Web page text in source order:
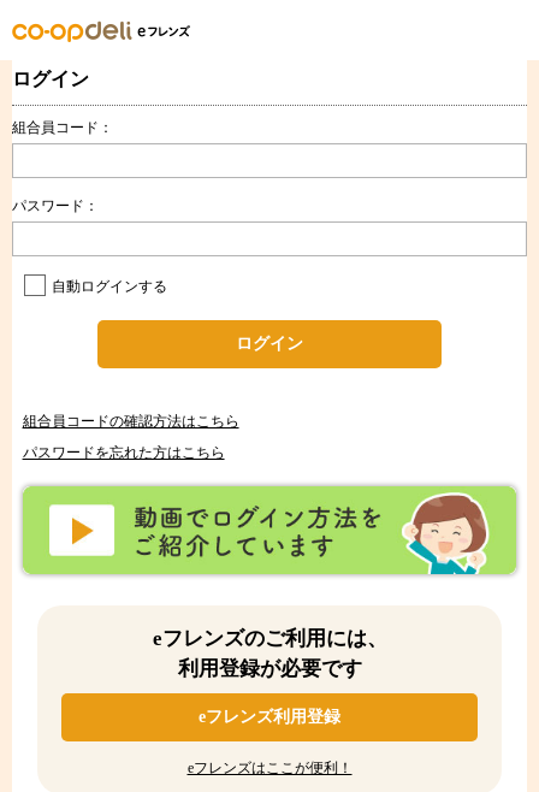
ログイン
組合員コード：
パスワード：
自動ログインする
ログイン
組合員コードの確認方法はこちら
パスワードを忘れた方はこちら
eフレンズのご利用には、
利用登録が必要です
eフレンズ利用登録
eフレンズはここが便利！